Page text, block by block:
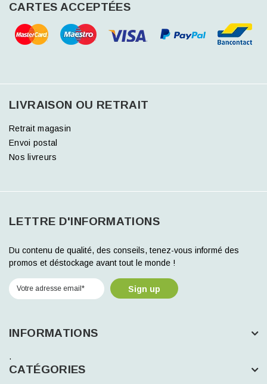
CARTES ACCEPTÉES
LIVRAISON OU RETRAIT
Retrait magasin
Envoi postal
Nos livreurs
LETTRE D'INFORMATIONS
Du contenu de qualité, des conseils, tenez-vous informé des
promos et déstockage avant tout le monde !
Sign up
INFORMATIONS
.
CATÉGORIES